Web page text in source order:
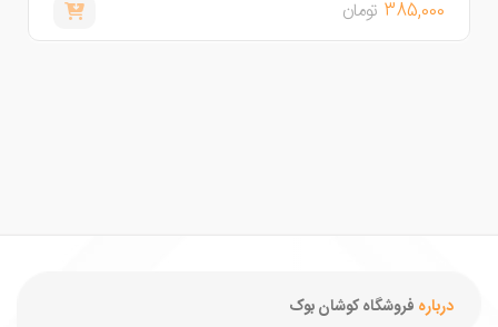
150,000
فروشگاه کوشان بوک